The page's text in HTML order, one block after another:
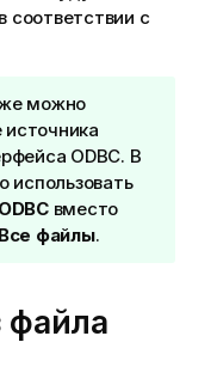
соответствии с
можно
источника
ODBC. В
использовать
ODBCвместо
Все файлы.
файла